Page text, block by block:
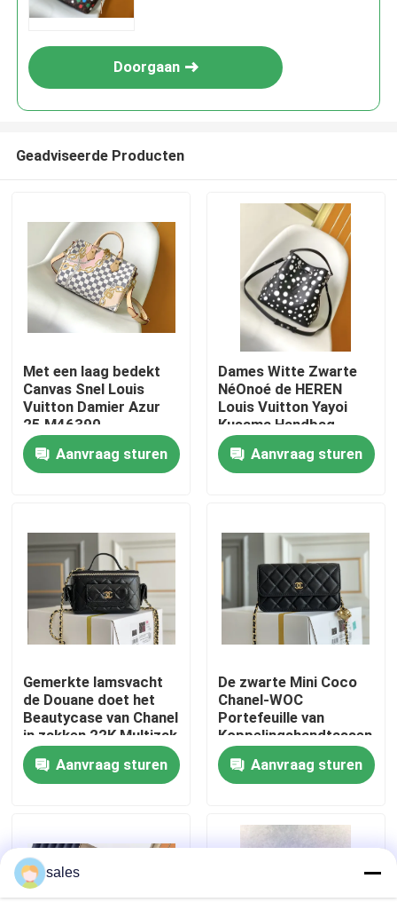
Huis
Producten
Ongeveer ons
Fabrieksreis
Kwaliteitscontrole
Contacteer ons
Gevallen
Doorgaan
Geadviseerde Producten
Met een laag bedekt
Canvas Snel Louis
Vuitton Damier Azur
25 M46390
Aanvraag sturen
Dames Witte Zwarte
NéOnoé de HEREN
Louis Vuitton Yayoi
Kusama Handbag
Aanvraag sturen
Gemerkte lamsvacht
de Douane doet het
Beautycase van Chanel
in zakken 22K Multizak
Aanvraag sturen
De zwarte Mini Coco
Chanel-WOC
Portefeuille van
Koppelingshandtassen
op een Ketting CF20
Aanvraag sturen
sales